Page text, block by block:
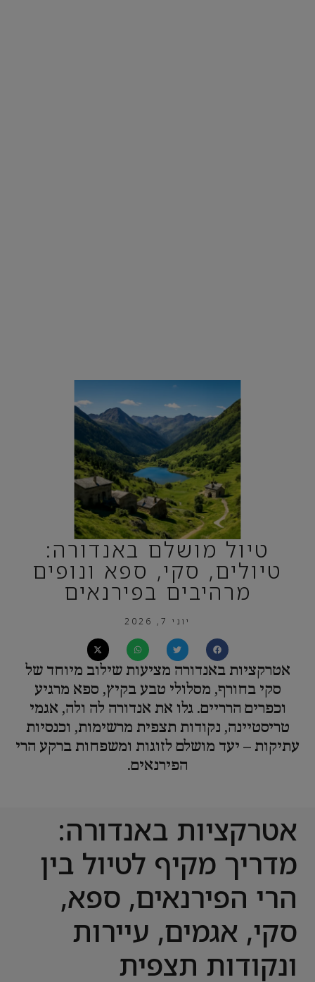
טיול מושלם באנדורה:
טיולים, סקי, ספא ונופים
מרהיבים בפירנאים
יוני 7, 2026
אטרקציות באנדורה מציעות שילוב מיוחד של
סקי בחורף, מסלולי טבע בקיץ, ספא מרגיע
וכפרים הרריים. גלו את אנדורה לה ולה, אגמי
טריסטיינה, נקודות תצפית מרשימות, וכנסיות
עתיקות – יעד מושלם לזוגות ומשפחות ברקע הרי
הפירנאים.
אטרקציות באנדורה:
מדריך מקיף לטיול בין
הרי הפירנאים, ספא,
סקי, אגמים, עיירות
ונקודות תצפית